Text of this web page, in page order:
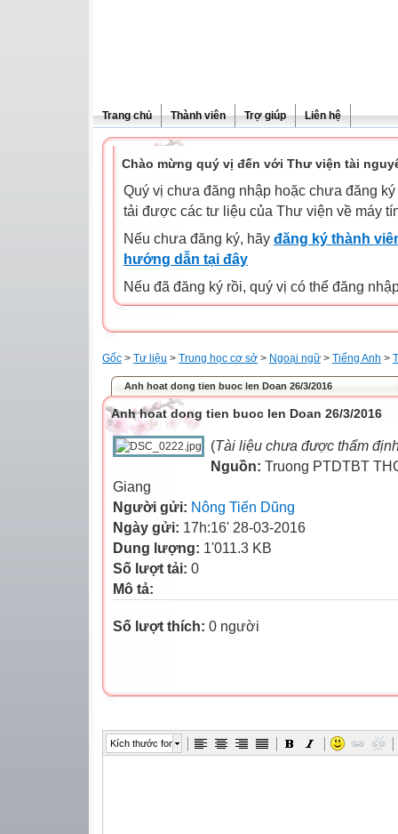
Trang chủ Thành viên Trợ giúp Liên hệ
Chào mừng quý vị đến với Thư viện tài
Quý vị chưa đăng nhập hoặc chưa đăng
tải được các tư liệu của Thư viện về máy
Nếu chưa đăng ký, hãy đăng ký thành
hướng dẫn tại đây
Nếu đã đăng ký rồi, quý vị có thể đăng
Gốc > Tư liệu > Trung học cơ sở > Ngoại ngữ > Tiếng Anh >
Anh hoat dong tien buoc len Doan 26/3/2016
Anh hoat dong tien buoc len Doan 26/3/2016
(Tài liệu chưa được thẩm
Nguồn: Truong PTDTBT
Giang
Người gửi: Nông Tiến Dũng
Ngày gửi: 17h:16' 28-03-2016
Dung lượng: 1'011.3 KB
Số lượt tải: 0
Mô tả:
Số lượt thích: 0 người
Kích thước font